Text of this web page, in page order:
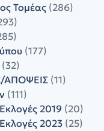
Τομέας (286)
(177)
(32)
ΑΠΟΨΕΙΣ (11)
(111)
2019 (20)
2023 (25)